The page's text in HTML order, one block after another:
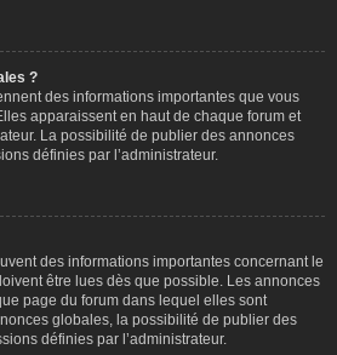
?
des informations importantes que vous
apparaissent en haut de chaque forum et
La possibilité de publier des annonces
définies par l’administrateur.
des informations importantes concernant le
être lues dès que possible. Les annonces
page du forum dans lequel elles sont
globales, la possibilité de publier des
définies par l’administrateur.